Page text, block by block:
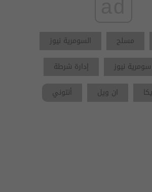
مسلح
السومرية نيوز
سومرية نيوز
إدارة شرطة
ان ويل أنتوني